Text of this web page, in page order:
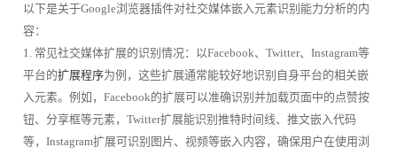
以下是关于Google浏览器插件对社交媒体嵌入元素识别能力分析的内
容：
1. 常见社交媒体扩展的识别情况：以Facebook、Twitter、Instagram等
平台的扩展程序为例，这些扩展通常能较好地识别自身平台的相关嵌
入元素。例如，Facebook的扩展可以准确识别并加载页面中的点赞按
钮、分享框等元素，Twitter扩展能识别推特时间线、推文嵌入代码
等，Instagram扩展可识别图片、视频等嵌入内容，确保用户在使用浏